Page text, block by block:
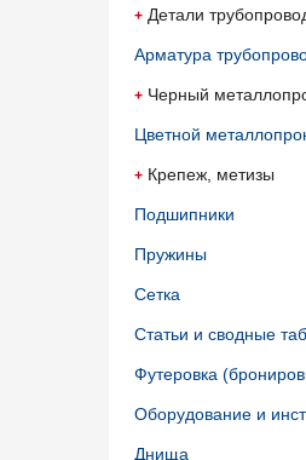
Детали
Арматура
Черный
Цветной
Крепеж, метизы
Подшипники
Пружины
Сетка
Статьи и сводные
Футеровка
Оборудование и
Днища